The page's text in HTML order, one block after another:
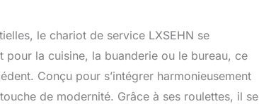
le chariot de service LXSEHN se
la cuisine, la buanderie ou le bureau, ce
Conçu pour s’intégrer harmonieusement
de modernité. Grâce à ses roulettes, il se